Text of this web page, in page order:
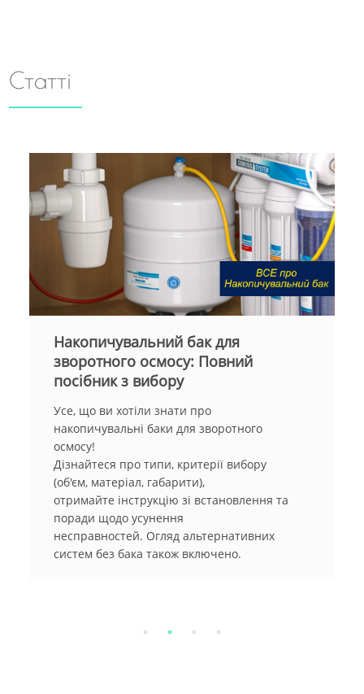
Статті
Мембрани для систем
зворотного осмосу
Мембрани для систем зворотного осмосу є
найважливішим елементом будь-якої
системи очищення води. Дізнайтеся, як вони
працюють, які види мембран існують, та як
правильно обрати підходящу для вашого
дому чи підприємства.